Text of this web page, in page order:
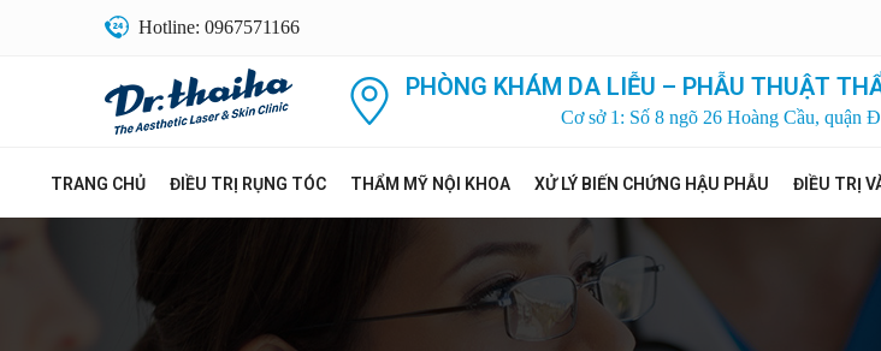
Hotline: 0967571166
PHÒNG KHÁM DA LIỄU – PHẪU THUẬT
Cơ sở 1: Số 8 ngõ 26 Hoàng Cầu, quận
TRANG CHỦ ĐIỀU TRỊ RỤNG TÓC THẨM MỸ NỘI KHOA XỬ LÝ BIẾN CHỨNG HẬU PHẪU ĐIỀU TRỊ